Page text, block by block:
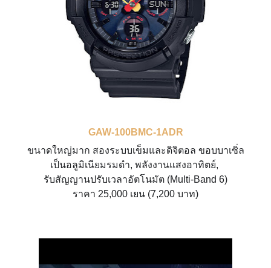
GAW-100BMC-1ADR
ขนาดใหญ่มาก สองระบบเข็มและดิจิตอล ขอบบาเซิ่ล
เป็นอลูมิเนียมรมดำ, พลังงานแสงอาทิตย์,
รับสัญญานปรับเวลาอัตโนมัต (Multi-Band 6)
ราคา 25,000 เยน (7,200 บาท)